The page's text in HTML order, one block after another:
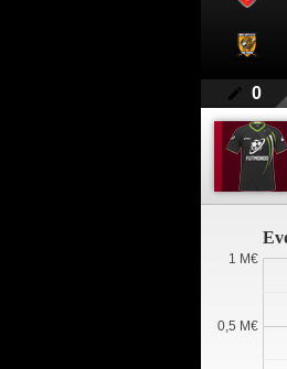
0
0,5 M€
1 M€